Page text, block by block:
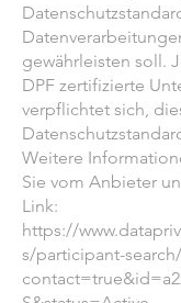
gewährleisten soll.
DPF zertifizierte
verpflichtet sich,
Weitere
Sie vom Anbieter
Link:
https://
s/participant-